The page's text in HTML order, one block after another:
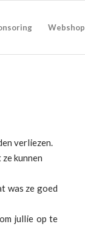
Webshop
verliezen.
kunnen
was ze goed
jullie op te